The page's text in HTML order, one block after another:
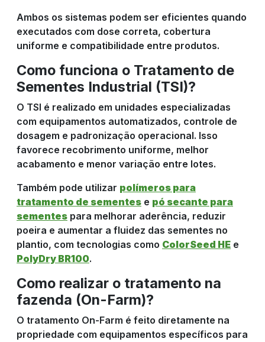
Ambos os sistemas podem ser eficientes quando
executados com dose correta, cobertura
uniforme e compatibilidade entre produtos.
Como funciona o Tratamento de
Sementes Industrial (TSI)?
O TSI é realizado em unidades especializadas
com equipamentos automatizados, controle de
dosagem e padronização operacional. Isso
favorece recobrimento uniforme, melhor
acabamento e menor variação entre lotes.
Também pode utilizar polímeros para
tratamento de sementes e pó secante para
sementes para melhorar aderência, reduzir
poeira e aumentar a fluidez das sementes no
plantio, com tecnologias como ColorSeed HE e
PolyDry BR100.
Como realizar o tratamento na
fazenda (On-Farm)?
O tratamento On-Farm é feito diretamente na
propriedade com equipamentos específicos para